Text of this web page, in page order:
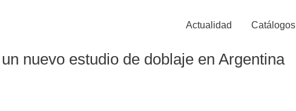
Actualidad Catálogos
nuevo estudio de doblaje en Argentina